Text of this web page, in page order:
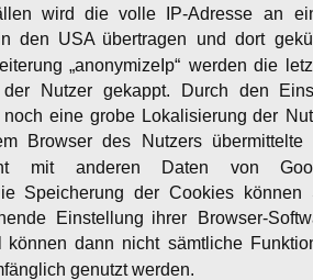
wird die volle IP-Adresse an
den USA übertragen und dort
„anonymizeIp“ werden die
der Nutzer gekappt. Durch den
noch eine grobe Lokalisierung der
Browser des Nutzers
übermittelte
mit anderen Daten von
Speicherung der Cookies können
Einstellung ihrer
Browser-
können dann nicht sämtliche
genutzt werden.